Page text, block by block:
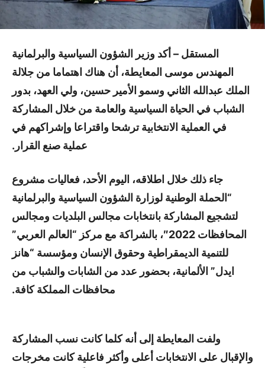
المستقل – أكد وزير الشؤون السياسية والبرلمانية
المهندس موسى المعايطة، أن هناك اهتماما من جلالة
الملك عبدالله الثاني وسمو الأمير حسين، ولي العهد، بدور
الشباب في الحياة السياسية والعامة من خلال المشاركة
في العملية الانتخابية ترشحا واقتراعا وإشراكهم في
عملية صنع القرار.
جاء ذلك خلال اطلاقه، اليوم الأحد، فعاليات مشروع
“الحملة الوطنية لوزارة الشؤون السياسية والبرلمانية
لتشجيع المشاركة بانتخابات مجالس البلديات ومجالس
المحافظات 2022″، بالشراكة مع مركز “العالم العربي”
للتنمية الديمقراطية وحقوق الإنسان ومؤسسة “هانز
ايدل” الألمانية، بحضور عدد من الشابات والشباب من
محافظات المملكة كافة.
ولفت المعايطة إلى أنه كلما كانت نسب المشاركة
والإقبال على الانتخابات أعلى وأكثر فاعلية كانت مخرجات